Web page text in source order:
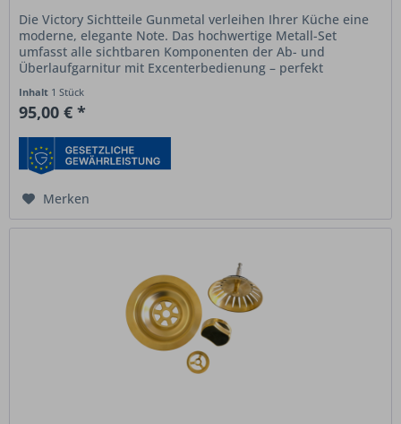
Die Victory Sichtteile Gunmetal verleihen Ihrer Küche eine
moderne, elegante Note. Das hochwertige Metall-Set
umfasst alle sichtbaren Komponenten der Ab- und
Überlaufgarnitur mit Excenterbedienung – perfekt
Inhalt 1 Stück
95,00 € *
Merken